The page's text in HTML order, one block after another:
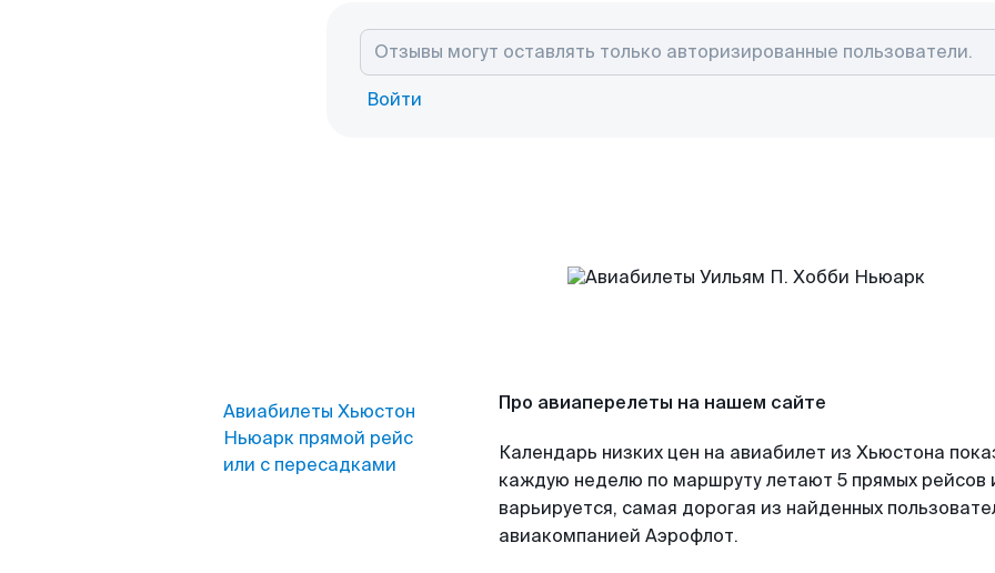
Войти
Авиабилеты Хьюстон
Ньюарк прямой рейс
или с пересадками
Про авиаперелеты на нашем сайте
Календарь низких цен на авиабилет из Хьюстона
каждую неделю по маршруту летают 5 прямых рейсов
варьируется, самая дорогая из найденных
авиакомпанией Аэрофлот.